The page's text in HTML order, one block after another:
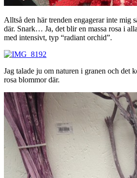
Alltså den här trenden engagerar inte mig
där. Snark… Ja, det blir en massa rosa i
med intensivt, typ “radiant orchid”.
Jag talade ju om naturen i granen och det
rosa blommor där.